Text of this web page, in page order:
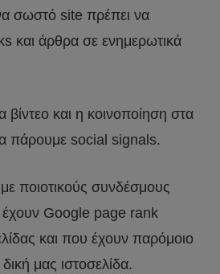
σωστό site πρέπει να
και άρθρα σε ενημερωτικά
και η κοινοποίηση στα
πάρουμε social signals.
ποιοτικούς συνδέσμους
Google page rank
και που έχουν παρόμοιο
μας ιστοσελίδα.